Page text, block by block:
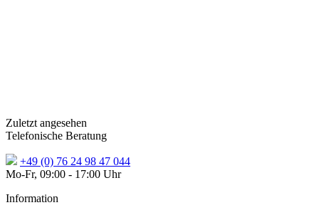
Zuletzt angesehen
Telefonische Beratung
+49 (0) 76 24 98 47 044
Mo-Fr, 09:00 - 17:00 Uhr
Information